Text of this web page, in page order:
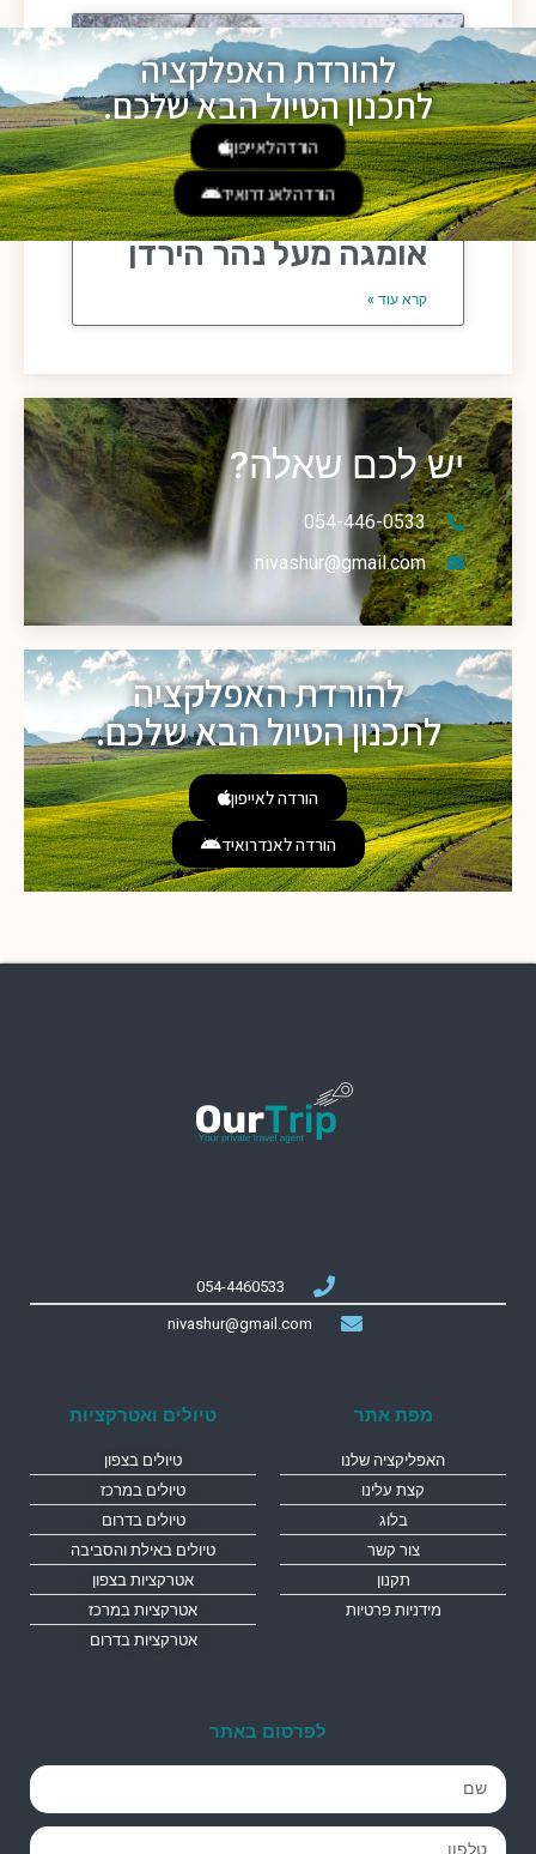
אומגה מעל נהר הירדן
קרא עוד »
יש לכם שאלה?
054-446-0533
nivashur@gmail.com
להורדת האפלקציה
לתכנון הטיול הבא שלכם.
הורדה לאייפון
הורדה לאנדרואיד
054-4460533
nivashur@gmail.com
מפת אתר
האפליקציה שלנו
קצת עלינו
בלוג
צור קשר
תקנון
מידניות פרטיות
טיולים ואטרקציות
טיולים בצפון
טיולים במרכז
טיולים בדרום
טיולים באילת והסביבה
אטרקציות בצפון
אטרקציות במרכז
אטרקציות בדרום
לפרסום באתר
להורדת האפלקציה
לתכנון הטיול הבא שלכם.
הורדה לאייפון
הורדה לאנדרואיד